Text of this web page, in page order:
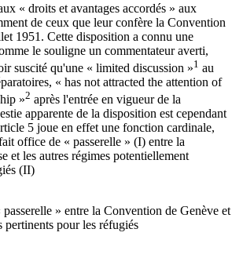
« droits et avantages accordés » aux
de ceux que leur confère la Convention
1951. Cette disposition a connu une
le souligne un commentateur averti,
suscité qu'une « limited discussion »1 au
« has not attracted the attention of
»2 après l'entrée en vigueur de la
apparente de la disposition est cependant
5 joue en effet une fonction cardinale,
office de « passerelle » (I) entre la
et les autres régimes potentiellement
(II)
» entre la Convention de Genève et
pertinents pour les réfugiés